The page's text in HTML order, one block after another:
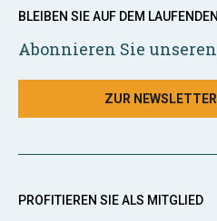
BLEIBEN SIE AUF DEM LAUFENDEN
Abonnieren Sie
ZUR
PROFITIEREN SIE ALS MITGLIED